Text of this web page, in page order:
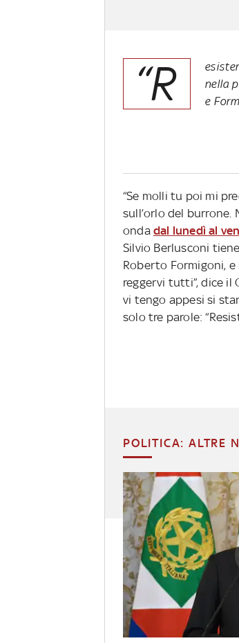
“R
nella
e
“Se molli tu poi mi
sull’orlo del burrone.
onda dal lunedì al
Silvio Berlusconi
Roberto Formigoni,
reggervi tutti”, dice il
vi tengo appesi si
solo tre parole:
POLITICA: ALTRE